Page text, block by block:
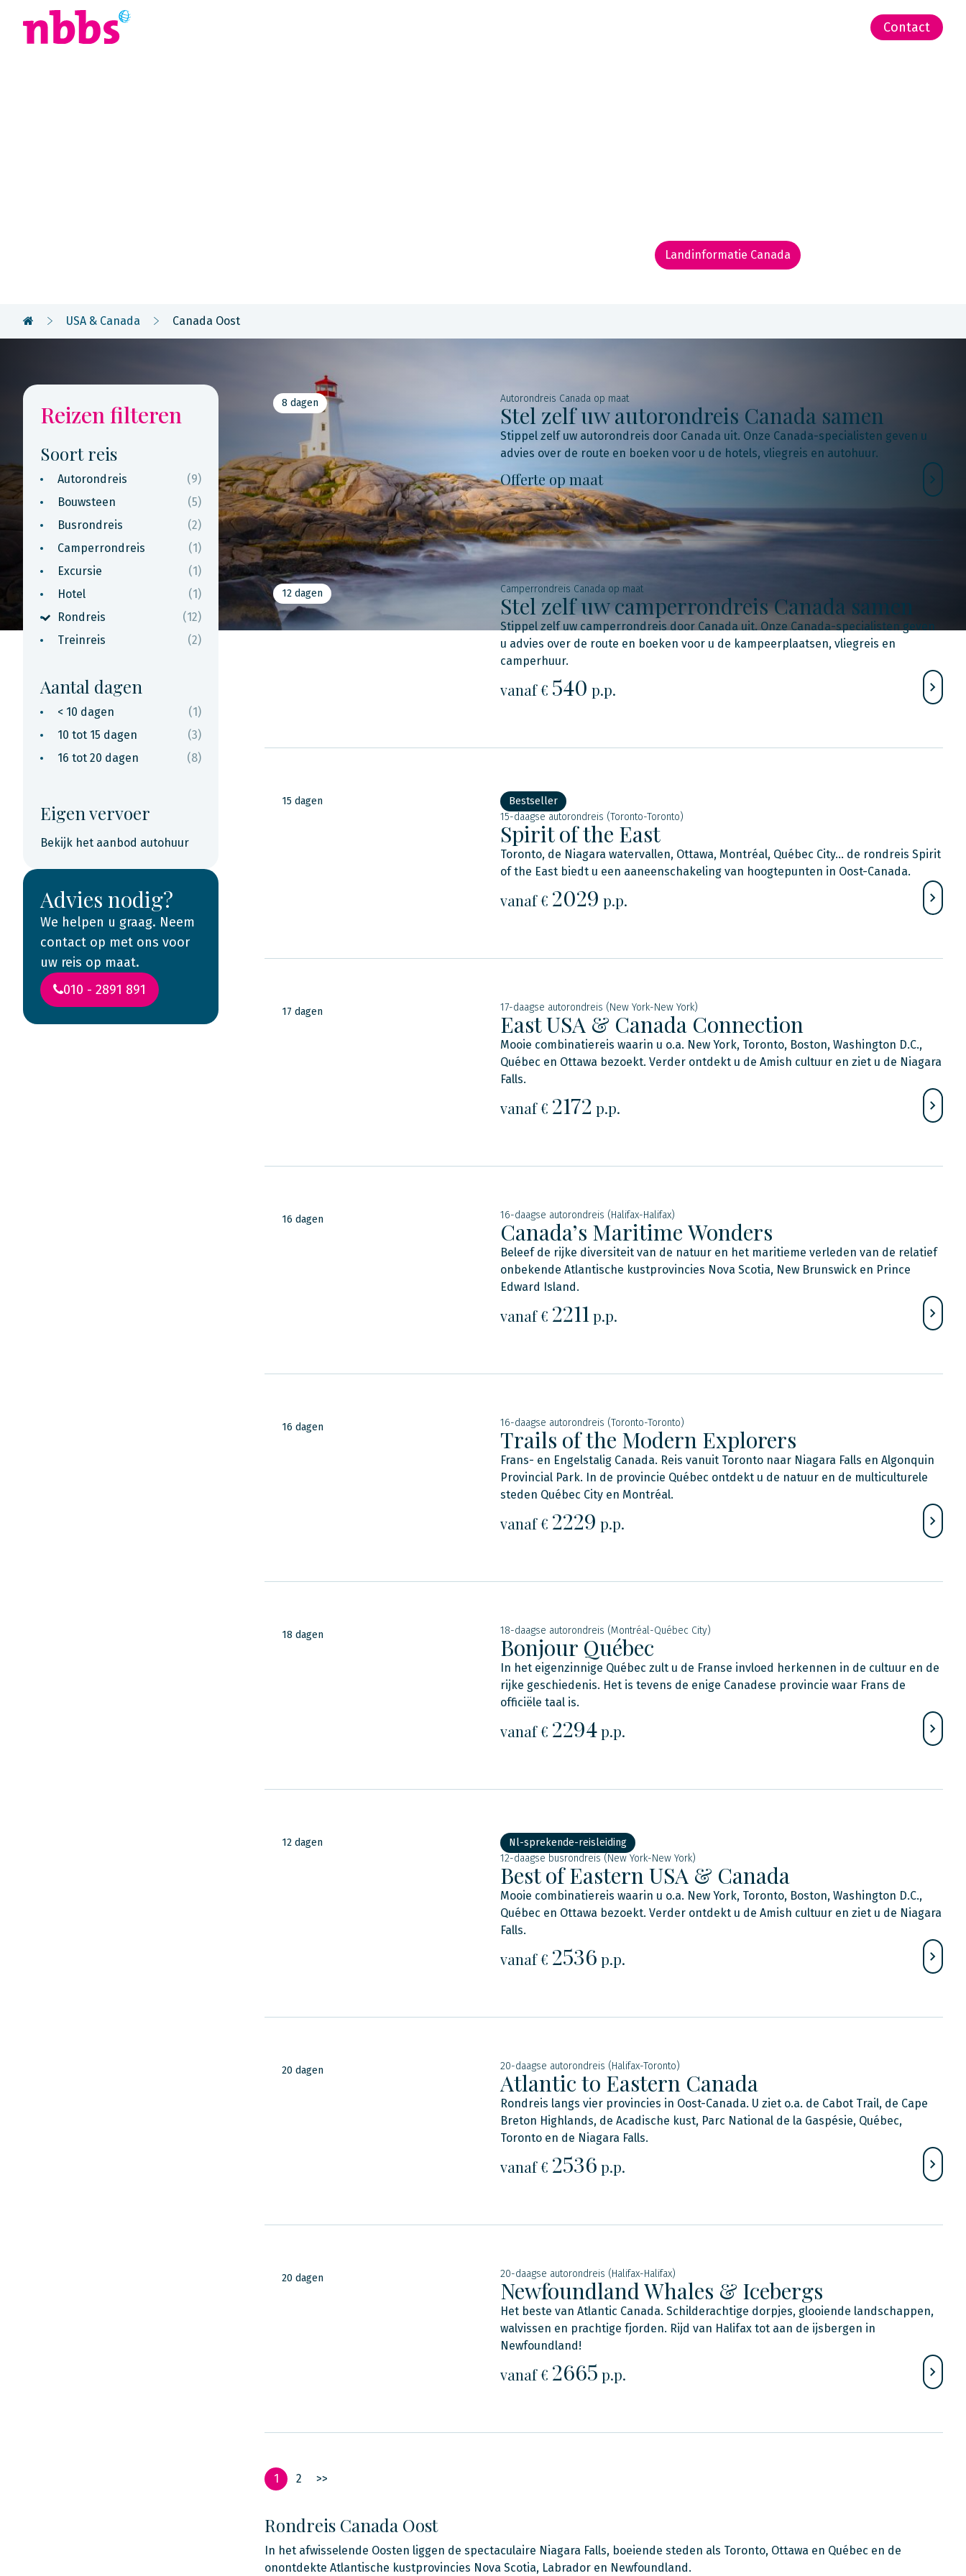
Contact
Landinformatie Canada
USA & Canada Canada Oost
Reizen filteren
Soort reis
Autorondreis
(9)
Bouwsteen
(5)
Busrondreis
(2)
Camperrondreis
(1)
Excursie
(1)
Hotel
(1)
Rondreis
(12)
Treinreis
(2)
Aantal dagen
< 10 dagen
(1)
10 tot 15 dagen
(3)
16 tot 20 dagen
(8)
Eigen vervoer
Bekijk het aanbod autohuur
Advies nodig?
We helpen u graag. Neem
contact op met ons voor
uw reis op maat.
010 - 2891 891
8 dagen Autorondreis Canada op maat
Stel zelf uw autorondreis Canada samen
Stippel zelf uw autorondreis door Canada uit. Onze Canada-specialisten geven u
advies over de route en boeken voor u de hotels, vliegreis en autohuur.
Offerte op maat
12 dagen Camperrondreis Canada op maat
Stel zelf uw camperrondreis Canada samen
Stippel zelf uw camperrondreis door Canada uit. Onze Canada-specialisten geven
u advies over de route en boeken voor u de kampeerplaatsen, vliegreis en
camperhuur.
vanaf € 540 p.p.
15 dagen
Bestseller
15-daagse autorondreis (Toronto-Toronto)
Spirit of the East
Toronto, de Niagara watervallen, Ottawa, Montréal, Québec City... de rondreis Spirit
of the East biedt u een aaneenschakeling van hoogtepunten in Oost-Canada.
vanaf € 2029 p.p.
17 dagen 17-daagse autorondreis (New York-New York)
East USA & Canada Connection
Mooie combinatiereis waarin u o.a. New York, Toronto, Boston, Washington D.C.,
Québec en Ottawa bezoekt. Verder ontdekt u de Amish cultuur en ziet u de Niagara
Falls.
vanaf € 2172 p.p.
16 dagen 16-daagse autorondreis (Halifax-Halifax)
Canada’s Maritime Wonders
Beleef de rijke diversiteit van de natuur en het maritieme verleden van de relatief
onbekende Atlantische kustprovincies Nova Scotia, New Brunswick en Prince
Edward Island.
vanaf € 2211 p.p.
16 dagen 16-daagse autorondreis (Toronto-Toronto)
Trails of the Modern Explorers
Frans- en Engelstalig Canada. Reis vanuit Toronto naar Niagara Falls en Algonquin
Provincial Park. In de provincie Québec ontdekt u de natuur en de multiculturele
steden Québec City en Montréal.
vanaf € 2229 p.p.
18 dagen 18-daagse autorondreis (Montréal-Québec City)
Bonjour Québec
In het eigenzinnige Québec zult u de Franse invloed herkennen in de cultuur en de
rijke geschiedenis. Het is tevens de enige Canadese provincie waar Frans de
officiële taal is.
vanaf € 2294p.p.
12 dagen
Nl-sprekende-reisleiding
12-daagse busrondreis (New York-New York)
Best of Eastern USA & Canada
Mooie combinatiereis waarin u o.a. New York, Toronto, Boston, Washington D.C.,
Québec en Ottawa bezoekt. Verder ontdekt u de Amish cultuur en ziet u de Niagara
Falls.
vanaf € 2536 p.p.
20 dagen 20-daagse autorondreis (Halifax-Toronto)
Atlantic to Eastern Canada
Rondreis langs vier provincies in Oost-Canada. U ziet o.a. de Cabot Trail, de Cape
Breton Highlands, de Acadische kust, Parc National de la Gaspésie, Québec,
Toronto en de Niagara Falls.
vanaf € 2536 p.p.
20 dagen 20-daagse autorondreis (Halifax-Halifax)
Newfoundland Whales & Icebergs
Het beste van Atlantic Canada. Schilderachtige dorpjes, glooiende landschappen,
walvissen en prachtige fjorden. Rijd van Halifax tot aan de ijsbergen in
Newfoundland!
vanaf € 2665 p.p.
1 2 >>
Rondreis Canada Oost
In het afwisselende Oosten liggen de spectaculaire Niagara Falls, boeiende steden als Toronto, Ottawa en Québec en de
onontdekte Atlantische kustprovincies Nova Scotia, Labrador en Newfoundland.